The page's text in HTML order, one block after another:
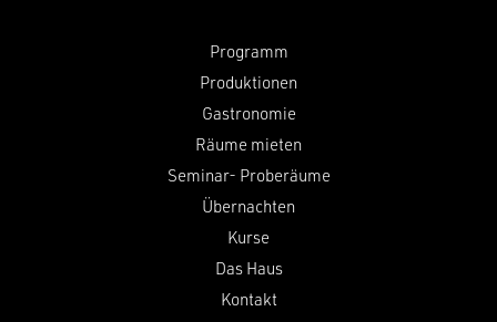
Programm
Produktionen
Gastronomie
Räume mieten
Seminar- Proberäume
Übernachten
Kurse
Das Haus
Kontakt